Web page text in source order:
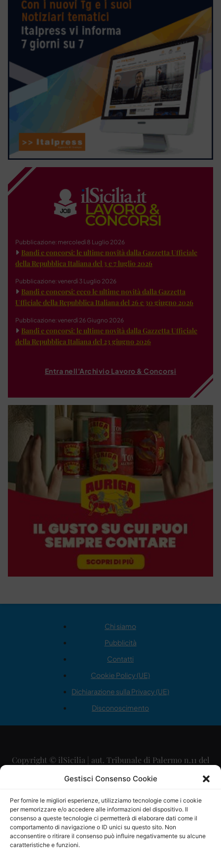
Gestisci Consenso Cookie
Per fornire le migliori esperienze, utilizziamo tecnologie come i cookie
per memorizzare e/o accedere alle informazioni del dispositivo. Il
consenso a queste tecnologie ci permetterà di elaborare dati come il
comportamento di navigazione o ID unici su questo sito. Non
acconsentire o ritirare il consenso può influire negativamente su alcune
caratteristiche e funzioni.
Pubblicazione: mercoledì 8 Luglio 2026
Bandi e concorsi: le ultime novità dalla Gazzetta Ufficiale
della Repubblica Italiana del 3 e 7 luglio 2026
Pubblicazione: venerdì 3 Luglio 2026
Bandi e concorsi: ecco le ultime novità dalla Gazzetta
Ufficiale della Repubblica Italiana del 26 e 30 giugno 2026
Pubblicazione: venerdì 26 Giugno 2026
Bandi e concorsi: le ultime novità dalla Gazzetta Ufficiale
della Repubblica Italiana del 23 giugno 2026
Entra nell'Archivio Lavoro & Concorsi
Chi siamo
Pubblicità
Contatti
Cookie Policy (UE)
Dichiarazione sulla Privacy (UE)
Disconoscimento
Copyright © ilSicilia | aut. Tribunale di Palermo n.11 del
29/09/2015
Direttore Editoriale: Maurizio Scaglione
Direttore Responsabile: Maria Calabrese